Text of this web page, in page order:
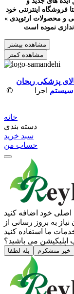
فروشگاه اینترنتی خود
و محصولات ارتوپدی »
مشاهده بیشتر
مشاهده کمتر
©
پزشکی ریحان
سیستم اجرا
خانه
دسته بندی
سبد خرید
حساب من
خود اضافه کنید
به بروز ‌رسانی از
ما استفاده کنید
اپلیکیشن می باشید؟
بله لطفا خیر متشکرم